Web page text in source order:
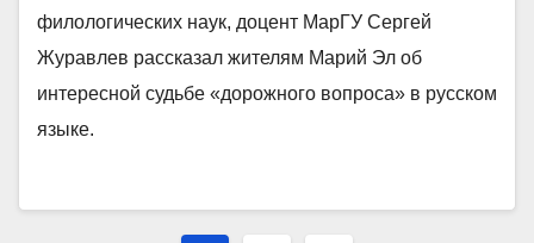
филологических наук, доцент МарГУ Сергей
Журавлев рассказал жителям Марий Эл об
интересной судьбе «дорожного вопроса» в русском
языке.